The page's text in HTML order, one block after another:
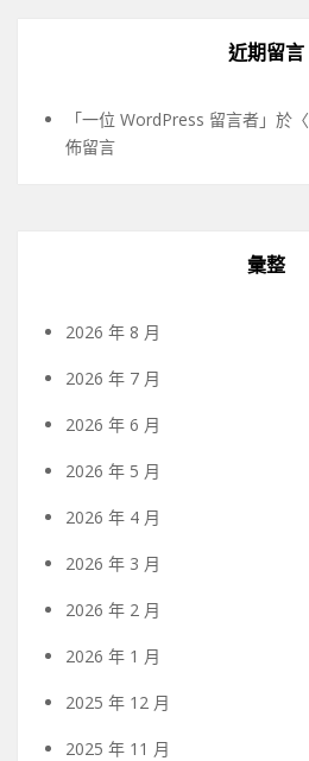
近期留言
「一位 WordPress 留言者 」於〈
佈留言
彙整
2026 年 8 月
2026 年 7 月
2026 年 6 月
2026 年 5 月
2026 年 4 月
2026 年 3 月
2026 年 2 月
2026 年 1 月
2025 年 12 月
2025 年 11 月